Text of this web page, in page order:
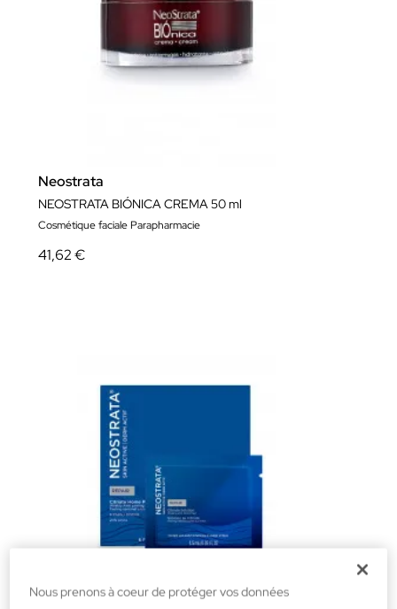
Neostrata
NEOSTRATA BIÓNICA CREMA 50 ml
Cosmétique faciale Parapharmacie
41,62 €
Nous prenons à coeur de protéger vos données